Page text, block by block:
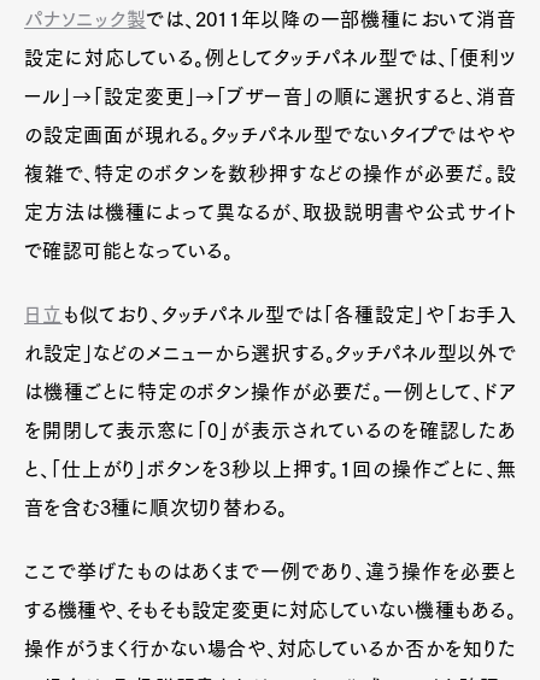
パナソニック製では、2011年以降の一部機種において消音
設定に対応している。例としてタッチパネル型では、「便利ツ
ール」→「設定変更」→「ブザー音」の順に選択すると、消音
の設定画面が現れる。タッチパネル型でないタイプではやや
複雑で、特定のボタンを数秒押すなどの操作が必要だ。設
定方法は機種によって異なるが、取扱説明書や公式サイト
で確認可能となっている。
日立 も似ており、タッチパネル型では「各種設定」や「お手入
れ設定」などのメニューから選択する。タッチパネル型以外で
は機種ごとに特定のボタン操作が必要だ。一例として、ドア
を開閉して表示窓に「0」が表示されているのを確認したあ
と、「仕上がり」ボタンを3秒以上押す。1回の操作ごとに、無
音を含む3種に順次切り替わる。
ここで挙げたものはあくまで一例であり、違う操作を必要と
する機種や、そもそも設定変更に対応していない機種もある。
操作がうまく行かない場合や、対応しているか否かを知りた